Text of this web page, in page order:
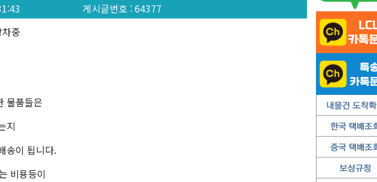
게시글번호 : 64377
중
물품들은
지
송이 됩니다.
비용등이